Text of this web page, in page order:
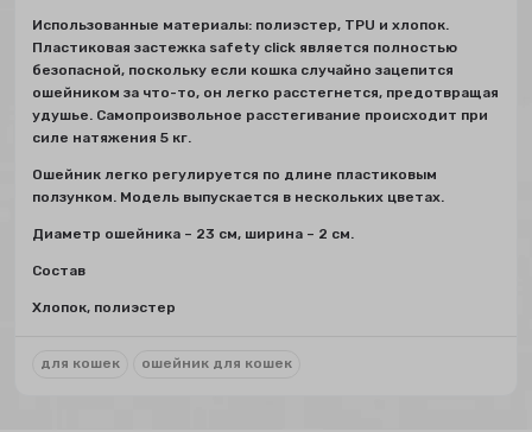
Использованные материалы: полиэстер, TPU и хлопок.
Пластиковая застежка safety click является полностью
безопасной, поскольку если кошка случайно зацепится
ошейником за что-то, он легко расстегнется, предотвращая
удушье. Самопроизвольное расстегивание происходит при
силе натяжения 5 кг.
Ошейник легко регулируется по длине пластиковым
ползунком. Модель выпускается в нескольких цветах.
Диаметр ошейника – 23 см, ширина – 2 см.
Состав
Хлопок, полиэстер
для кошек ошейник для кошек